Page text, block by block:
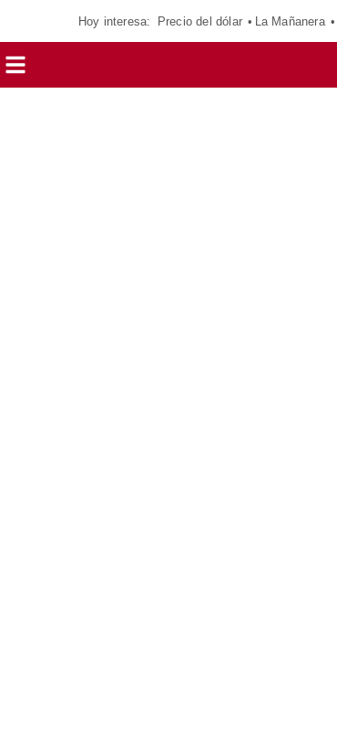
Hoy interesa: Precio del dólar La Mañanera